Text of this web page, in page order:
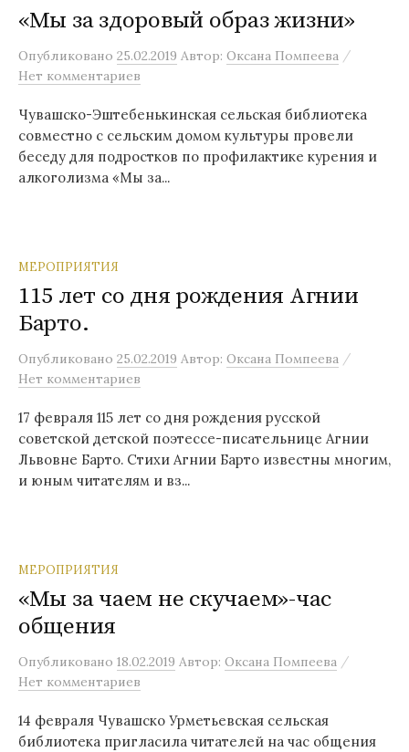
«Мы за здоровый образ жизни»
Опубликовано 25.02.2019 Автор: Оксана Помпеева /
Нет комментариев
Чувашско-Эштебенькинская сельская библиотека
совместно с сельским домом культуры провели
беседу для подростков по профилактике курения и
алкоголизма «Мы за...
МЕРОПРИЯТИЯ
115 лет со дня рождения Агнии
Барто.
Опубликовано 25.02.2019 Автор: Оксана Помпеева /
Нет комментариев
17 февраля 115 лет со дня рождения русской
советской детской поэтессе-писательнице Агнии
Львовне Барто. Стихи Агнии Барто известны многим,
и юным читателям и вз...
МЕРОПРИЯТИЯ
«Мы за чаем не скучаем»-час
общения
Опубликовано 18.02.2019 Автор: Оксана Помпеева /
Нет комментариев
14 февраля Чувашско Урметьевская сельская
библиотека пригласила читателей на час общения